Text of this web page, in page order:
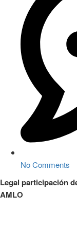
No Comments
Legal participación
AMLO